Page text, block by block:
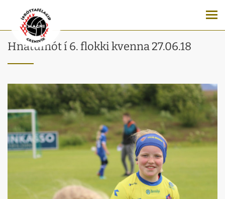
Hnátumót í 6. flokki kvenna 27.06.18